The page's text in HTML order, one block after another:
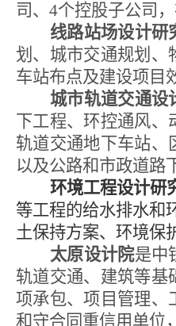
司、 4个控股子公司
线路站场设计研
划、城市交通规划、
车站布点及建设项目
城市轨道交通设
下工程、环控通风、
轨道交通地下车站、
以及公路和市政道路
环境工程设计研
等工程的给水排水和
土保持方案、环境保
太原设计院是中
轨道交通、建筑等基
项承包、项目管理、
和守合同重信用单位